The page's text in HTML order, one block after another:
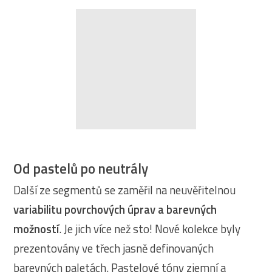
Od pastelů po neutrály
Další ze segmentů se zaměřil na neuvěřitelnou
variabilitu povrchových úprav a barevných
možností. Je jich více než sto! Nové kolekce byly
prezentovány ve třech jasně definovaných
barevných paletách. Pastelové tóny zjemní a